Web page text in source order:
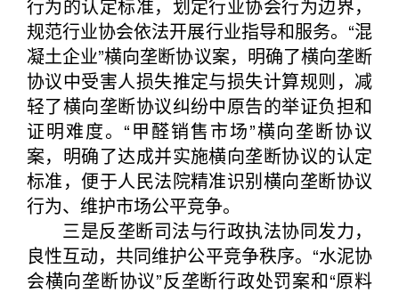
行为的认定标准，划定行业协会行为边界，
规范行业协会依法开展行业指导和服务。“混
凝土企业”横向垄断协议案，明确了横向垄断
协议中受害人损失推定与损失计算规则，减
轻了横向垄断协议纠纷中原告的举证负担和
证明难度。“甲醛销售市场”横向垄断协议
案，明确了达成并实施横向垄断协议的认定
标准，便于人民法院精准识别横向垄断协议
行为、维护市场公平竞争。
三是反垄断司法与行政执法协同发力，
良性互动，共同维护公平竞争秩序。“水泥协
会横向垄断协议”反垄断行政处罚案和“原料